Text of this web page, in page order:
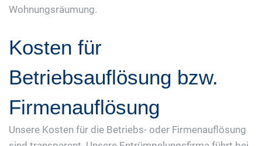
Wohnungsräumung.
Kosten für
Betriebsauflösung bzw.
Firmenauflösung
Unsere Kosten für die Betriebs- oder Firmenauflösung